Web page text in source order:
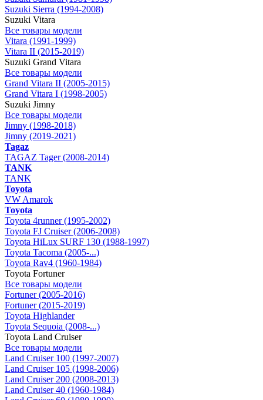
Suzuki Sierra (1994-2008)
Suzuki Vitara
Все товары модели
Vitara (1991-1999)
Vitara II (2015-2019)
Suzuki Grand Vitara
Все товары модели
Grand Vitara II (2005-2015)
Grand Vitara I (1998-2005)
Suzuki Jimny
Все товары модели
Jimny (1998-2018)
Jimny (2019-2021)
Tagaz
TAGAZ Tager (2008-2014)
TANK
TANK
Toyota
VW Amarok
Toyota
Toyota 4runner (1995-2002)
Toyota FJ Cruiser (2006-2008)
Toyota HiLux SURF 130 (1988-1997)
Toyota Tacoma (2005-...)
Toyota Rav4 (1960-1984)
Toyota Fortuner
Все товары модели
Fortuner (2005-2016)
Fortuner (2015-2019)
Toyota Highlander
Toyota Sequoia (2008-...)
Toyota Land Cruiser
Все товары модели
Land Cruiser 100 (1997-2007)
Land Cruiser 105 (1998-2006)
Land Cruiser 200 (2008-2013)
Land Cruiser 40 (1960-1984)